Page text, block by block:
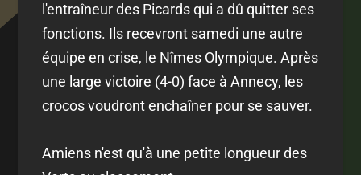
l'entraîneur des Picards qui a dû quitter ses
fonctions. Ils recevront samedi une autre
équipe en crise, le Nîmes Olympique. Après
une large victoire (4-0) face à Annecy, les
crocos voudront enchaîner pour se sauver.
Amiens n'est qu'à une petite longueur des